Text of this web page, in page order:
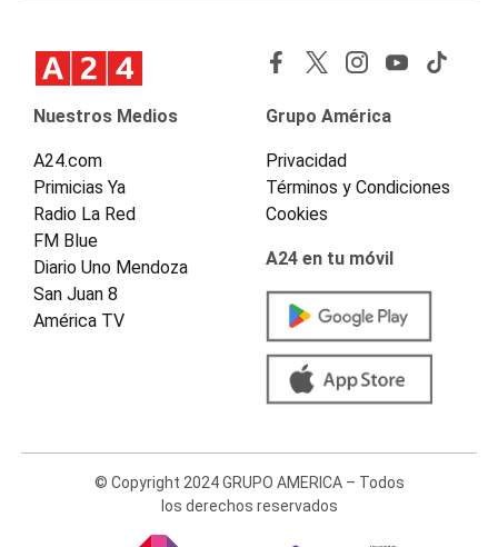
Nuestros Medios
A24.com
Primicias Ya
Radio La Red
FM Blue
Diario Uno Mendoza
San Juan 8
América TV
Grupo América
Privacidad
Términos y Condiciones
Cookies
A24 en tu móvil
© Copyright 2024 GRUPO AMERICA – Todos
los derechos reservados